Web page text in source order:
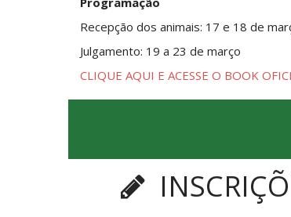
Recepção dos animais: 17 e 18 de
Julgamento: 19 a 23 de março
CLIQUE AQUI E ACESSE O BOOK